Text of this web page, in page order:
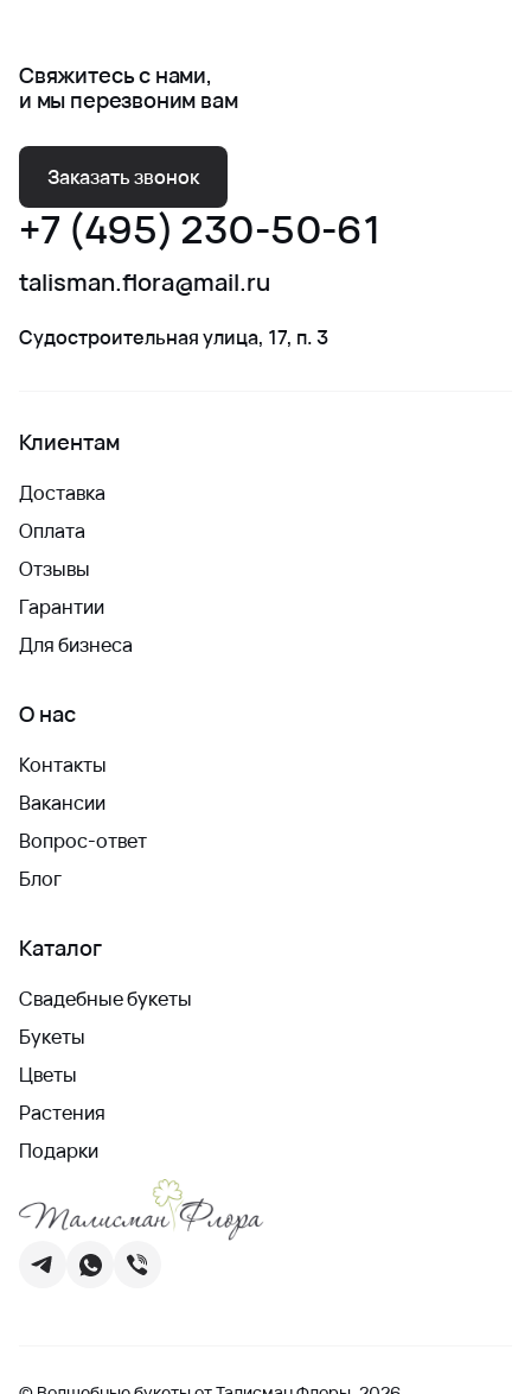
Свяжитесь с нами,
и мы перезвоним вам
Заказать звонок
+7 (495) 230-50-61
talisman.flora@mail.ru
Судостроительная улица, 17, п. 3
Клиентам
Доставка
Оплата
Отзывы
Гарантии
Для бизнеса
О нас
Контакты
Вакансии
Вопрос-ответ
Блог
Каталог
Свадебные букеты
Букеты
Цветы
Растения
Подарки